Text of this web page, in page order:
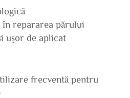
în repararea părului
ușor de aplicat
frecventă pentru